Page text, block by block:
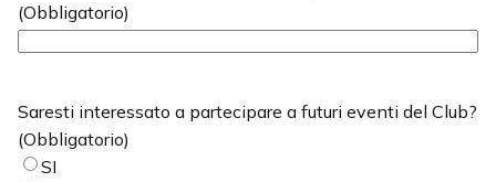
(Obbligatorio)
Saresti interessato a partecipare a futuri eventi del Club?
(Obbligatorio)
SI